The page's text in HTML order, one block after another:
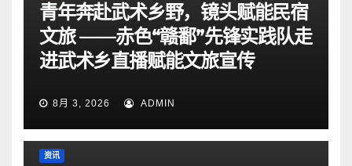
青年奔赴武术乡野，镜头赋能民宿
文旅 ——赤色“赣鄱”先锋实践队走
进武术乡直播赋能文旅宣传
8月 3, 2026 ADMIN
资讯